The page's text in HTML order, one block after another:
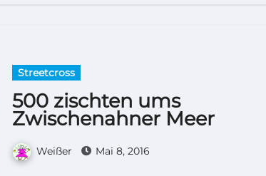
Streetcross
500 zischten ums
Zwischenahner Meer
Weißer Mai 8, 2016